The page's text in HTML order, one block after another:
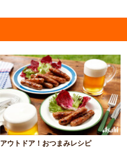
アウトドア！おつまみレシピ